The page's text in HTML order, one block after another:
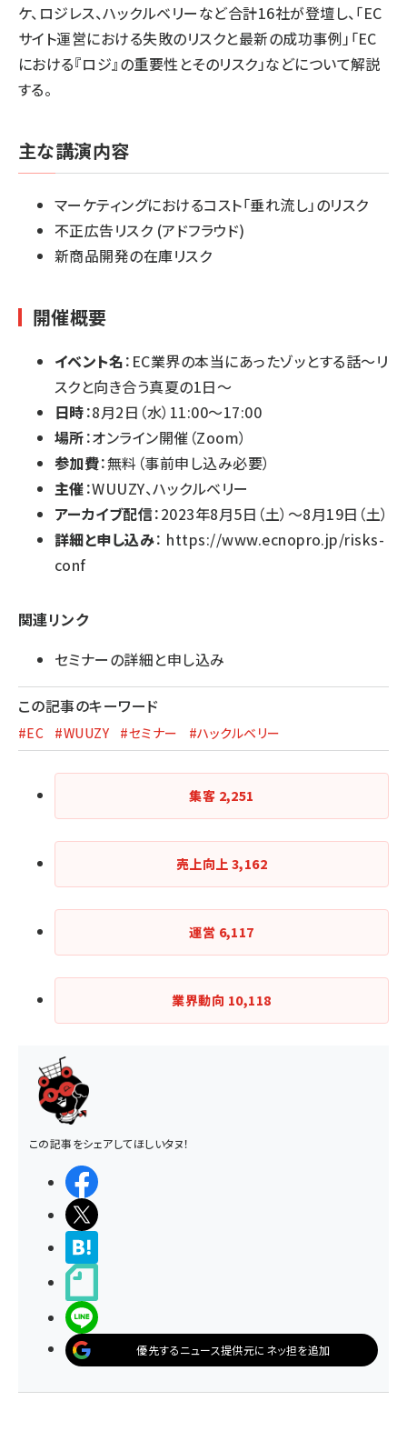
ケ、ロジレス、ハックルベリーなど合計16社が登壇し、「EC
サイト運営における失敗のリスクと最新の成功事例」「EC
における『ロジ』の重要性とそのリスク」などについて解説
する。
主な講演内容
マーケティングにおけるコスト「垂れ流し」のリスク
不正広告リスク (アドフラウド)
新商品開発の在庫リスク
開催概要
イベント名：EC業界の本当にあったゾッとする話～リ
スクと向き合う真夏の1日～
日時：8月2日（水）11:00～17:00
場所：オンライン開催（Zoom）
参加費：無料（事前申し込み必要）
主催：WUUZY、ハックルベリー
アーカイブ配信：2023年8月5日（土）～8月19日（土）
詳細と申し込み： https://www.ecnopro.jp/risks-
conf
関連リンク
セミナーの詳細と申し込み
この記事のキーワード
#EC #WUUZY #セミナー #ハックルベリー
集客 2,251
売上向上 3,162
運営 6,117
業界動向 10,118
この記事をシェアしてほしいタヌ！
優先するニュース提供元にネッ担を追加